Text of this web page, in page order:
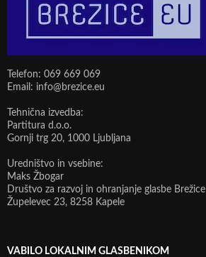
Telefon: 069 669 069
Email: info@brezice.eu
Tehnična izvedba:
Partitura d.o.o.
Gornji trg 20, 1000 Ljubljana
Uredništvo in vsebine:
Maks Žbogar
Društvo za razvoj in ohranjanje glasbe Brežice
Župelevec 23, 8258 Kapele
VABILO LOKALNIM GLASBENIKOM